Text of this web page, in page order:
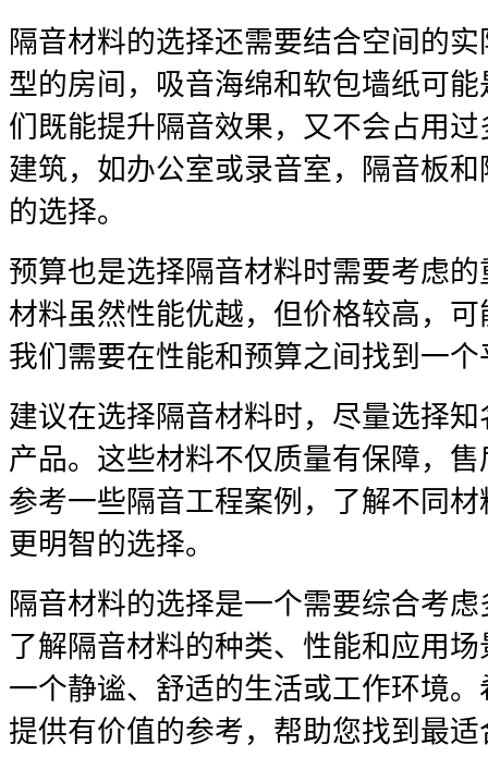
隔音材料的选择还需要结合空间的
型的房间，吸音海绵和软包墙纸可
们既能提升隔音效果，又不会占用
建筑，如办公室或录音室，隔音板
的选择。
预算也是选择隔音材料时需要考虑
材料虽然性能优越，但价格较高，
我们需要在性能和预算之间找到一个
建议在选择隔音材料时，尽量选择
产品。这些材料不仅质量有保障，
参考一些隔音工程案例，了解不同
更明智的选择。
隔音材料的选择是一个需要综合考
了解隔音材料的种类、性能和应用
一个静谧、舒适的生活或工作环境
提供有价值的参考，帮助您找到最